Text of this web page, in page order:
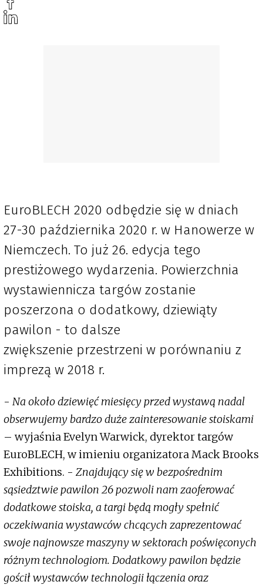
EuroBLECH 2020 odbędzie się w dniach
27-30 października 2020 r. w Hanowerze w
Niemczech. To już 26. edycja tego
prestiżowego wydarzenia. Powierzchnia
wystawiennicza targów zostanie
poszerzona o dodatkowy, dziewiąty
pawilon - to dalsze
zwiększenie przestrzeni w porównaniu z
imprezą w 2018 r.
- Na około dziewięć miesięcy przed wystawą nadal
obserwujemy bardzo duże zainteresowanie stoiskami
– wyjaśnia Evelyn Warwick, dyrektor targów
EuroBLECH, w imieniu organizatora Mack Brooks
Exhibitions. - Znajdujący się w bezpośrednim
sąsiedztwie pawilon 26 pozwoli nam zaoferować
dodatkowe stoiska, a targi będą mogły spełnić
oczekiwania wystawców chcących zaprezentować
swoje najnowsze maszyny w sektorach poświęconych
różnym technologiom. Dodatkowy pawilon będzie
gościł wystawców technologii łączenia oraz